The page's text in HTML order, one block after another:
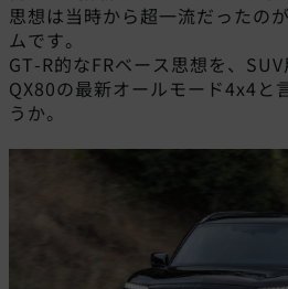
思想は当時から超一流だったの
ムです。
GT-R的なFRベース思想を、
QX80の最新オールモード4x4と
うか。